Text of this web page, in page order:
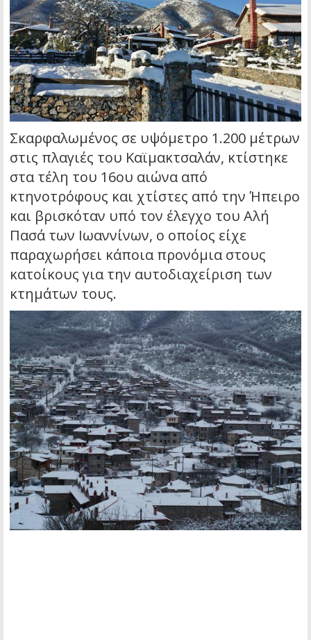
Σκαρφαλωμένος σε υψόμετρο 1.200 μέτρων
στις πλαγιές του Καϊμακτσαλάν, κτίστηκε
στα τέλη του 16ου αιώνα από
κτηνοτρόφους και χτίστες από την Ήπειρο
και βρισκόταν υπό τον έλεγχο του Αλή
Πασά των Ιωαννίνων, ο οποίος είχε
παραχωρήσει κάποια προνόμια στους
κατοίκους για την αυτοδιαχείριση των
κτημάτων τους.